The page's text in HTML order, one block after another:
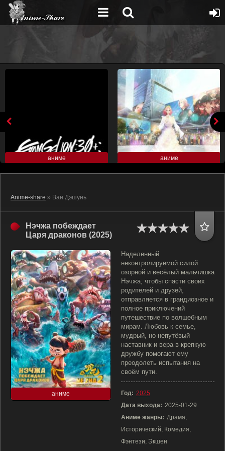
аниме аниме
Anime-share » Ван Дэшунь
Нэчжа побеждает
Царя драконов (2025)
аниме
Наделенный
неконтролируемой силой
озорной и весёлый мальчишка
Нэчжа, чтобы спасти своих
родителей и друзей,
отправляется в грандиозное и
полное приключений
путешествие по волшебным
мирам. Любовь к семье,
мудрый, но непутёвый
наставник и вера в крепкую
дружбу помогают ему
преодолеть испытания на
своём пути.
Год: 2025
Дата выхода: 2025-01-29
Аниме жанры: Драма,
Исторический, Комедия,
Фэнтези, Экшен